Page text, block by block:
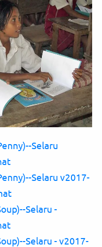
Selaru
Selaru v2017-
Selaru -
Selaru - v2017-